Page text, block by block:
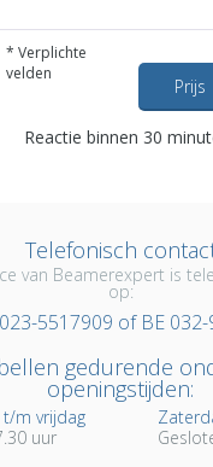
* Verplichte
velden
Prijs
Reactie binnen 30
Telefonisch
van Beamerexpert is
op:
5517909 of BE
gedurende
openingstijden:
m vrijdag
uur